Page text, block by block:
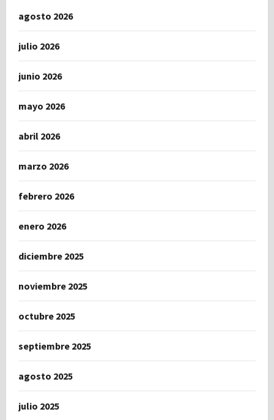
agosto 2026
julio 2026
junio 2026
mayo 2026
abril 2026
marzo 2026
febrero 2026
enero 2026
diciembre 2025
noviembre 2025
octubre 2025
septiembre 2025
agosto 2025
julio 2025